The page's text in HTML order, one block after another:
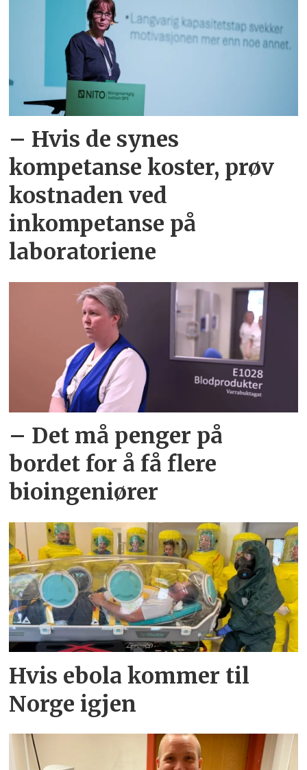
– Hvis de synes
kompetanse koster, prøv
kostnaden ved
inkompetanse på
laboratoriene
– Det må penger på
bordet for å få flere
bioingeniører
Hvis ebola kommer til
Norge igjen